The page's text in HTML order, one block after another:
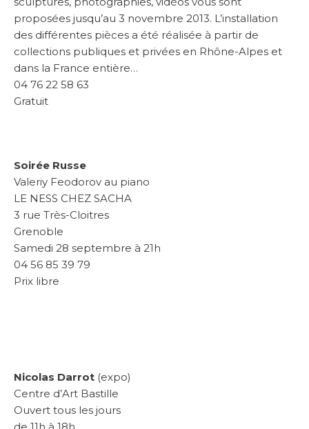
proposées jusqu’au 3 novembre 2013. L’installation
des différentes pièces a été réalisée à partir de
collections publiques et privées en Rhône-Alpes et
dans la France entière…
04 76 22 58 63
Gratuit
Soirée Russe
Valeriy Feodorov au piano
LE NESS CHEZ SACHA
3 rue Très-Cloitres
Grenoble
Samedi 28 septembre à 21h
04 56 85 39 79
Prix libre
Nicolas Darrot (expo)
Centre d’Art Bastille
Ouvert tous les jours